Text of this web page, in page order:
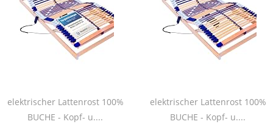
elektrischer Lattenrost 100%
BUCHE - Kopf- u....
elektrischer Lattenrost 100%
BUCHE - Kopf- u....